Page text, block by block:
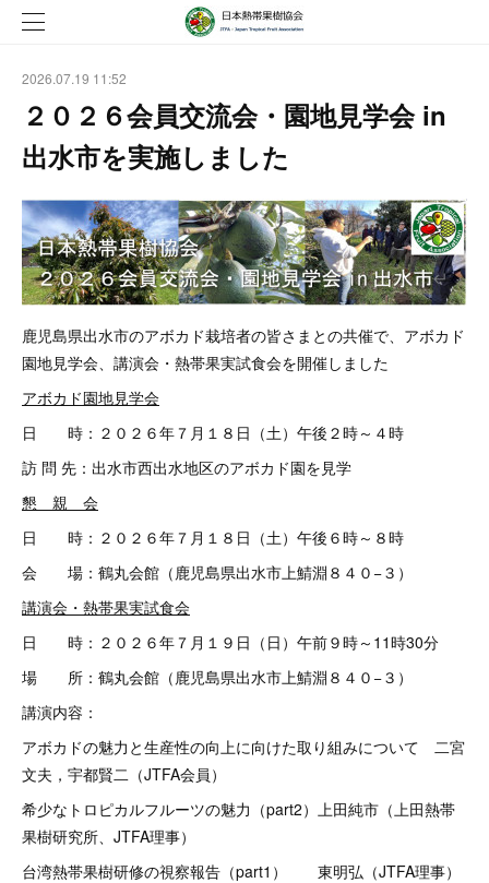
2026.07.19 11:52
２０２６会員交流会・園地見学会 in
出水市を実施しました
鹿児島県出水市のアボカド栽培者の皆さまとの共催で、アボカド
園地見学会、講演会・熱帯果実試食会を開催しました
アボカド園地見学会
日 時：２０２６年７月１８日（土）午後２時～４時
訪 問 先：出水市西出水地区のアボカド園を見学
懇 親 会
日 時：２０２６年７月１８日（土）午後６時～８時
会 場：鶴丸会館（鹿児島県出水市上鯖淵８４０−３）
講演会・熱帯果実試食会
日 時：２０２６年７月１９日（日）午前９時～11時30分
場 所：鶴丸会館（鹿児島県出水市上鯖淵８４０−３）
講演内容：
アボカドの魅力と生産性の向上に向けた取り組みについて 二宮
文夫，宇都賢二（JTFA会員）
希少なトロピカルフルーツの魅力（part2）上田純市（上田熱帯
果樹研究所、JTFA理事）
台湾熱帯果樹研修の視察報告（part1） 東明弘（JTFA理事）